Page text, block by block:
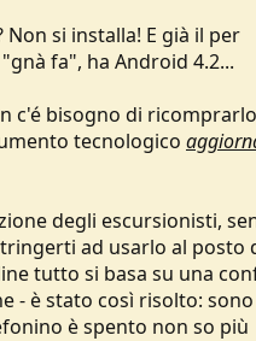
si installa! E già il per
fa", ha Android 4.2...
c'é bisogno di
tecnologico
degli escursionisti,
ad usarlo al posto
tutto si basa su una
- è stato così risolto: sono
è spento non so più